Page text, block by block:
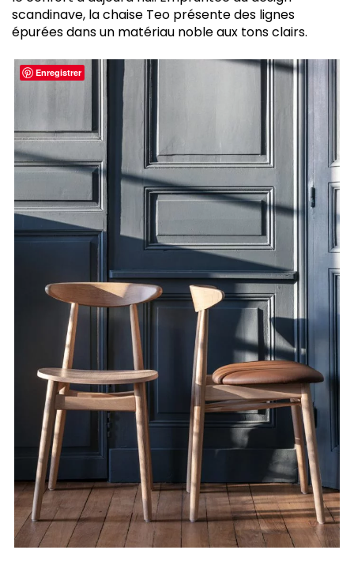
scandinave, la chaise Teo présente des lignes
épurées dans un matériau noble aux tons clairs.
Enregistrer